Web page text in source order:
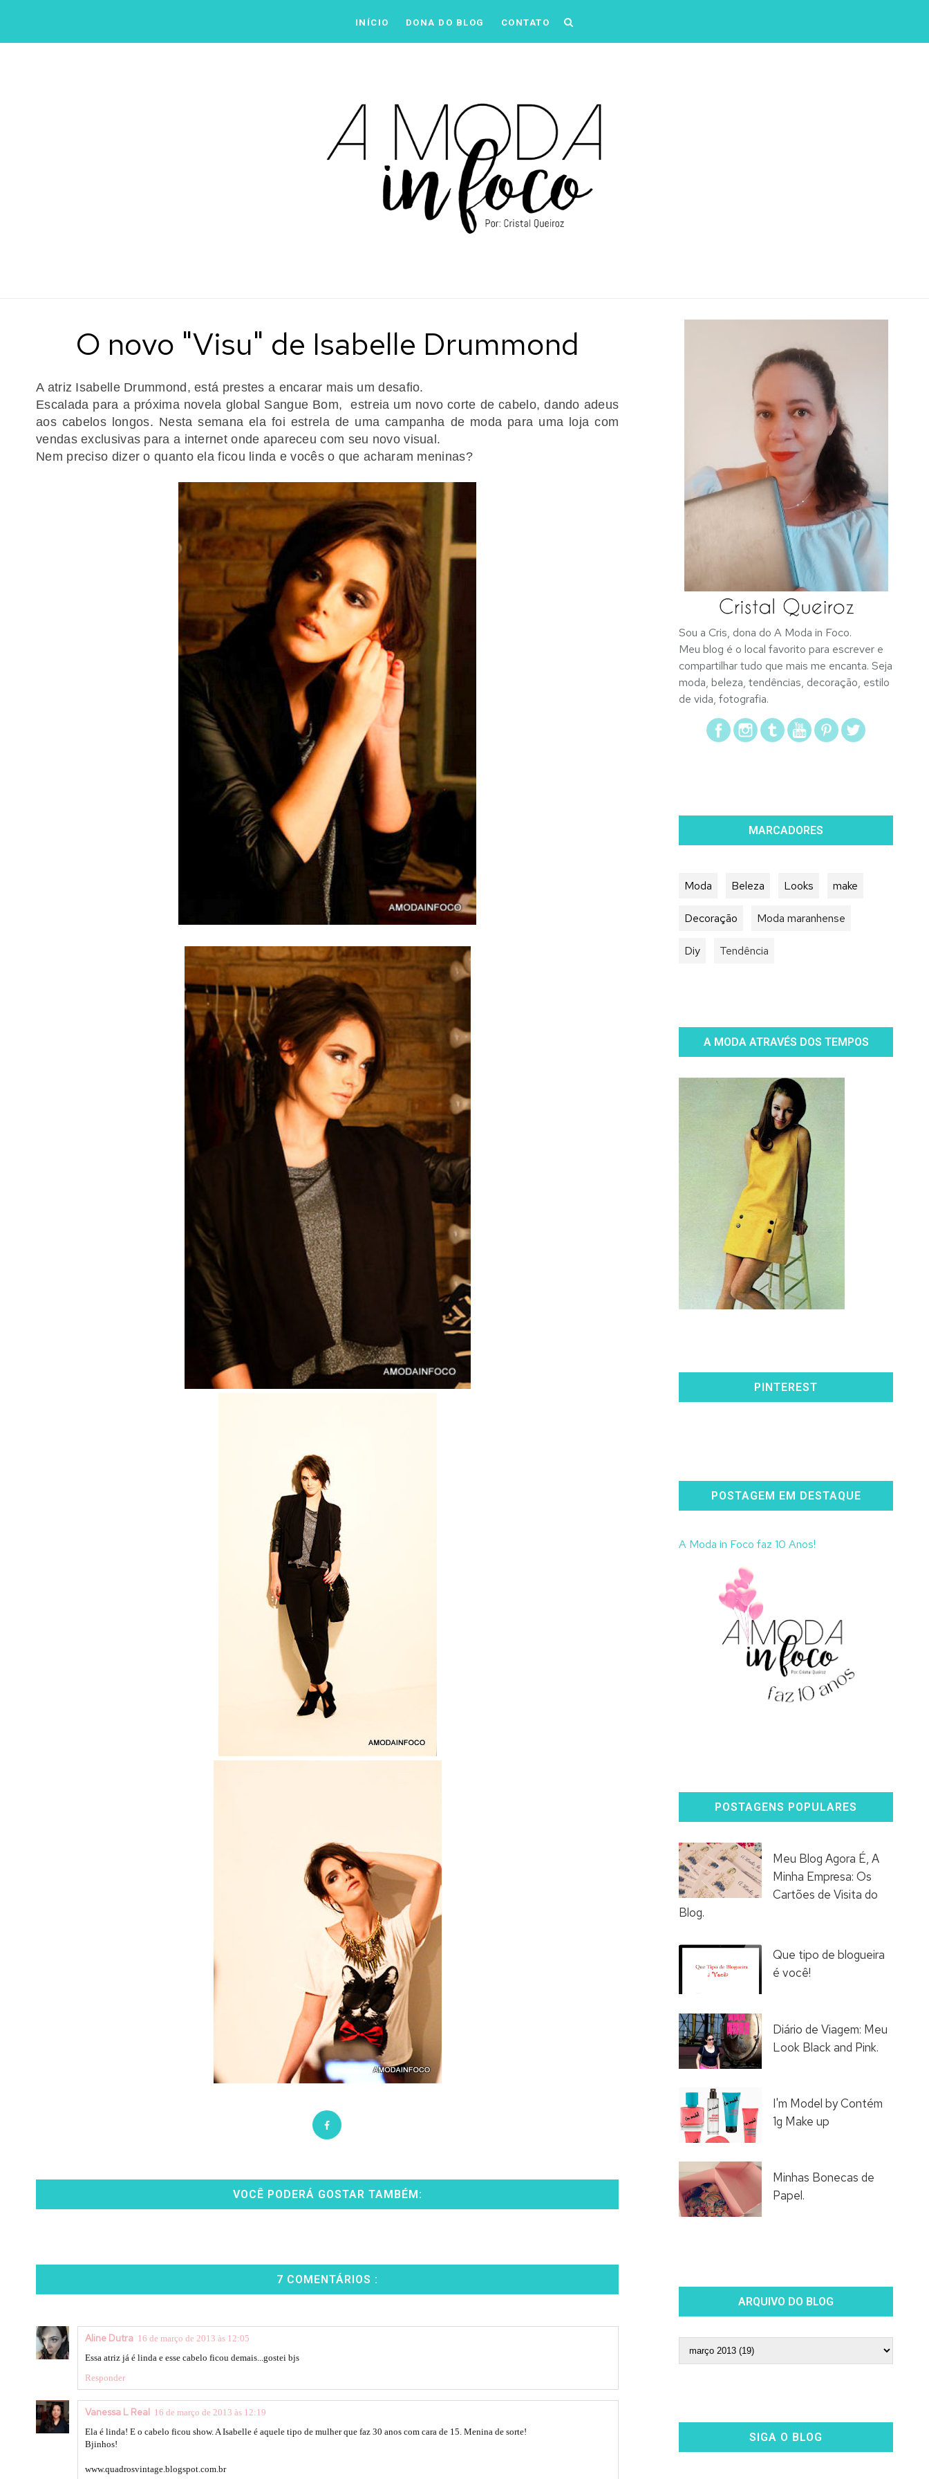
INÍCIO DONA DO BLOG CONTATO
O novo "Visu" de Isabelle Drummond
A atriz Isabelle Drummond, está prestes a encarar mais um desafio.
Escalada para a próxima novela global Sangue Bom, estreia um novo corte de cabelo, dando adeus
aos cabelos longos. Nesta semana ela foi estrela de uma campanha de moda para uma loja com
vendas exclusivas para a internet onde apareceu com seu novo visual.
Nem preciso dizer o quanto ela ficou linda e vocês o que acharam meninas?
VOCÊ PODERÁ GOSTAR TAMBÉM:
7 COMENTÁRIOS :
Aline Dutra 16 de março de 2013 às 12:05
Essa atriz já é linda e esse cabelo ficou demais...gostei bjs
Responder
Vanessa L Real 16 de março de 2013 às 12:19
Ela é linda! E o cabelo ficou show. A Isabelle é aquele tipo de mulher que faz 30 anos com cara de 15. Menina de sorte!
Bjinhos!
www.quadrosvintage.blogspot.com.br
Sou a Cris, dona do A Moda in Foco.
Meu blog é o local favorito para escrever e
compartilhar tudo que mais me encanta. Seja
moda, beleza, tendências, decoração, estilo
de vida, fotografia.
MARCADORES
Moda Beleza Looks make
Decoração Moda maranhense
Diy Tendência
A MODA ATRAVÉS DOS TEMPOS
PINTEREST
POSTAGEM EM DESTAQUE
A Moda in Foco faz 10 Anos!
POSTAGENS POPULARES
Meu Blog Agora É, A
Minha Empresa: Os
Cartões de Visita do
Blog.
Que tipo de blogueira
é você!
Diário de Viagem: Meu
Look Black and Pink.
I'm Model by Contém
1g Make up
Minhas Bonecas de
Papel.
ARQUIVO DO BLOG
SIGA O BLOG